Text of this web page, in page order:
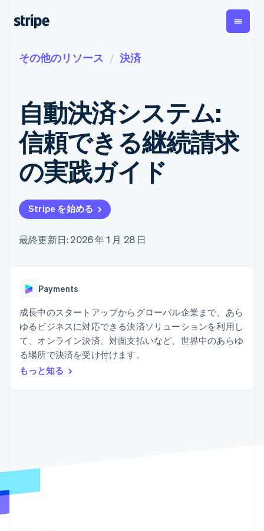
支払い
オンライン決
済
Managed
Payments
マーチャント
オブレコード
ソリューショ
ン
Payment links
不要の決済ペ
ージ
Checkout
構築済み決済
UI
Elements
ポーネント
125 以上の決
可能
Terminal
対面支払い
Authorization
Boost
決済成功率の
最適化
Link
収益
経常収益
Metronome
従量課金
サブスクリ
プション
サブスクリ
プションの
1 回限りまた
は継続
VAT の自動
Recognition
Stripe
Sigma
カスタムレ
ポート
Data
Pipeline
Global
Payouts
第三者
への入
金
今後の予定を確認
企業規模別
ユースケース別
エージェンティックコマ
ース
E コマース / ECサイト
埋込型金融
請求・財務関連
グローバルビジネス
マーケットプレイス
業種別
AI 企業
クリエイターエコノミ―
ドキュメント
ライブラリと SDK
Stripe Apps
ガイド
オンライン決済を受け付
け
構築済みの決済を実装
プラットフォームまたは
築する
ビスのプロビジョニング
と管理
学ぶ
ガイド
サポート
サポートに問い合わせる
管理サポートプラン
プロフェッショナルサー
ビス
採用情報
ニュースルーム
Stripe Press
その他のリソース 決済
自動決済システム:
信頼できる継続請求
の実践ガイド
Stripe を始める
最終更新日: 2026 年 1 月 28 日
Payments
成長中のスタートアップからグローバル企業まで、あら
ゆるビジネスに対応できる決済ソリューションを利用し
て、オンライン決済、対面支払いなど、世界中のあらゆ
る場所で決済を受け付けます。
もっと知る